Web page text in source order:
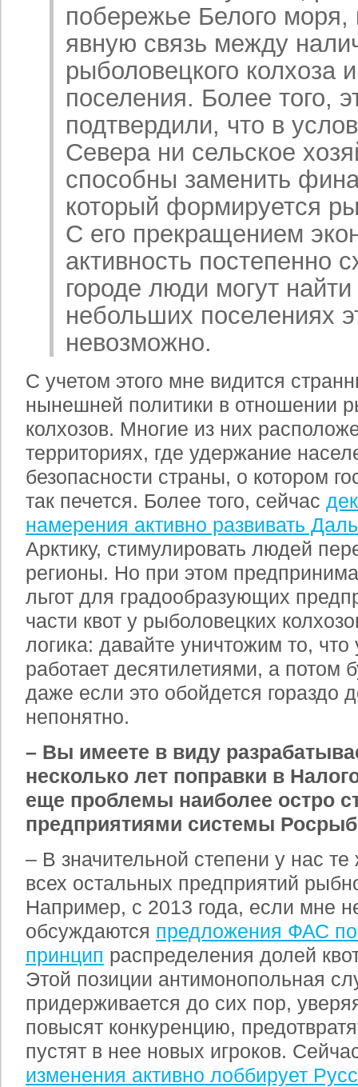
побережье Белого моря,
явную связь между
рыболовецкого колхоза
поселения. Более того,
подтвердили, что в
Севера ни сельское
способны заменить
который формируется
С его прекращением
активность постепенно
городе люди могут
небольших поселениях
невозможно.
С учетом этого мне видится
нынешней политики в отношении
колхозов. Многие из них
территориях, где удержание
безопасности страны, о котором
так печется. Более того, сейчас
намерения активно развивать
Арктику, стимулировать людей
регионы. Но при этом
льгот для градообразующих
части квот у рыболовецких
логика: давайте уничтожим то,
работает десятилетиями, а потом
даже если это обойдется гораздо
непонятно.
– Вы имеете в виду
несколько лет поправки в
еще проблемы наиболее остро
предприятиями системы
– В значительной степени у нас
всех остальных предприятий
Например, с 2013 года, если мне
обсуждаются предложения ФАС
принцип распределения долей
Этой позиции антимонопольная
придерживается до сих пор,
повысят конкуренцию,
пустят в нее новых игроков.
изменения активно лоббирует